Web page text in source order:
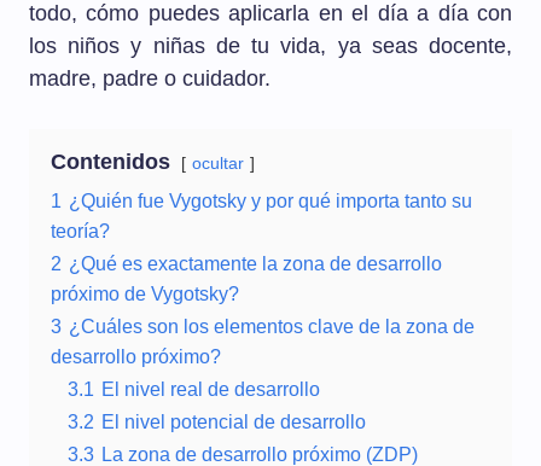
todo, cómo puedes aplicarla en el día a día con
los niños y niñas de tu vida, ya seas docente,
madre, padre o cuidador.
Contenidos ocultar
1 ¿Quién fue Vygotsky y por qué importa tanto su
teoría?
2 ¿Qué es exactamente la zona de desarrollo
próximo de Vygotsky?
3 ¿Cuáles son los elementos clave de la zona de
desarrollo próximo?
3.1 El nivel real de desarrollo
3.2 El nivel potencial de desarrollo
3.3 La zona de desarrollo próximo (ZDP)